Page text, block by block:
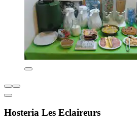
Hosteria Les Eclaireurs